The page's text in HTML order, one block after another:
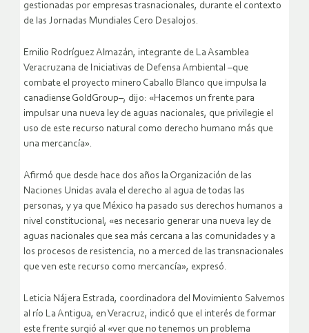
gestionadas por empresas trasnacionales, durante el contexto
de las Jornadas Mundiales Cero Desalojos.
Emilio Rodríguez Almazán, integrante de La Asamblea
Veracruzana de Iniciativas de Defensa Ambiental –que
combate el proyecto minero Caballo Blanco que impulsa la
canadiense GoldGroup–, dijo: «Hacemos un frente para
impulsar una nueva ley de aguas nacionales, que privilegie el
uso de este recurso natural como derecho humano más que
una mercancía».
Afirmó que desde hace dos años la Organización de las
Naciones Unidas avala el derecho al agua de todas las
personas, y ya que México ha pasado sus derechos humanos a
nivel constitucional, «es necesario generar una nueva ley de
aguas nacionales que sea más cercana a las comunidades y a
los procesos de resistencia, no a merced de las transnacionales
que ven este recurso como mercancía», expresó.
Leticia Nájera Estrada, coordinadora del Movimiento Salvemos
al río La Antigua, en Veracruz, indicó que el interés de formar
este frente surgió al «ver que no tenemos un problema